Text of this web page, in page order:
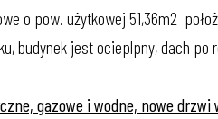
o pow. użytkowej 51,36m2
budynek jest ocieplpny, dach po
gazowe i wodne, nowe drzwi